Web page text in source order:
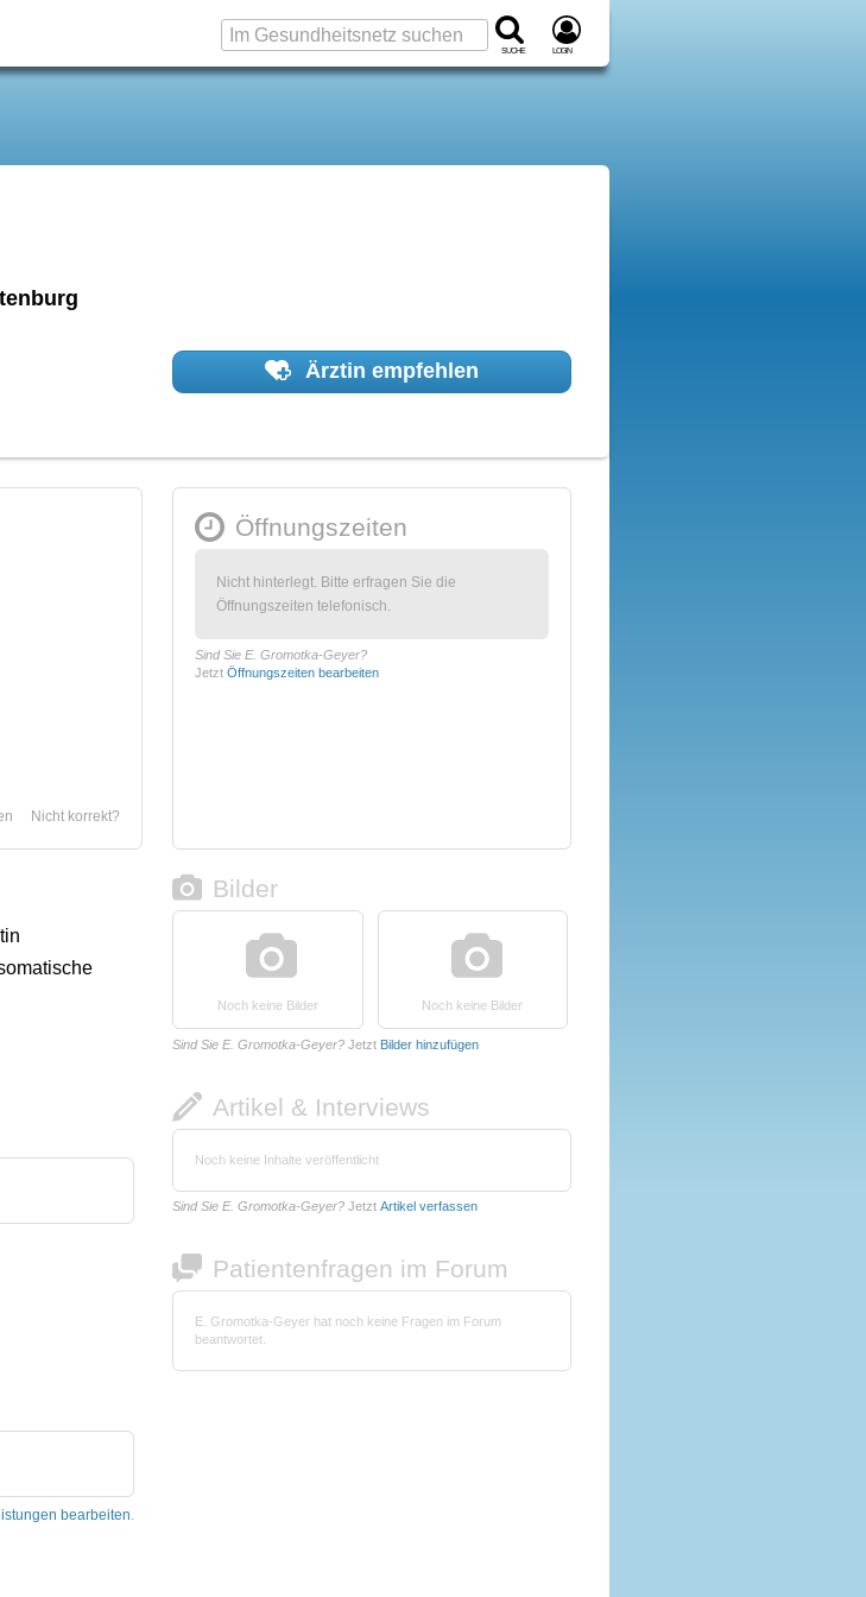
Suche Login
Ärztin empfehlen
Nicht korrekt?
Öffnungszeiten
Nicht hinterlegt. Bitte erfragen Sie die
Öffnungszeiten telefonisch.
Sind Sie E. Gromotka-Geyer?
Jetzt Öffnungszeiten bearbeiten
bearbeiten.
Bilder
Noch keine Bilder Noch keine Bilder
Sind Sie E. Gromotka-Geyer? Jetzt Bilder hinzufügen
Artikel & Interviews
Noch keine Inhalte veröffentlicht
Sind Sie E. Gromotka-Geyer? Jetzt Artikel verfassen
Patientenfragen im Forum
E. Gromotka-Geyer hat noch keine Fragen im Forum
beantwortet.